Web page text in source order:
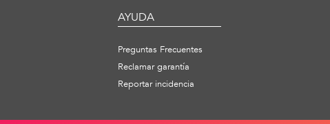
AYUDA
Preguntas Frecuentes
Reclamar garantía
Reportar incidencia